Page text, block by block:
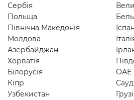
Сербія
Польща
Північна Македонія
Молдова
Азербайджан
Хорватія
Білорусія
Кіпр
Узбекистан
ОАЕ